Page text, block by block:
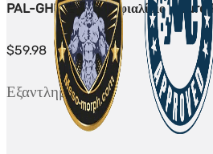
PAL-GHK 10mg - 1 φιαλίδιο -
$59.98
Εξαντλημένο